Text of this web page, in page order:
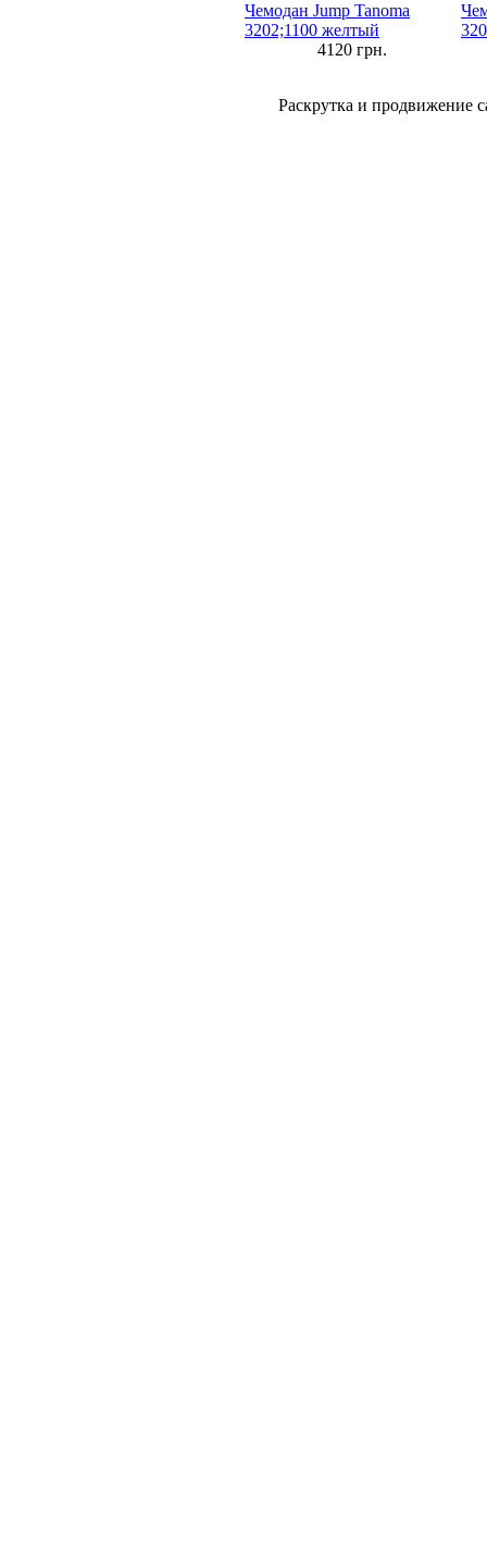
Чемодан Jump Tanoma
3202;1100 желтый
4120грн.
Раскрутка и продвижение